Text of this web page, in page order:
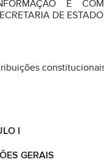
E
DE
I
GERAIS